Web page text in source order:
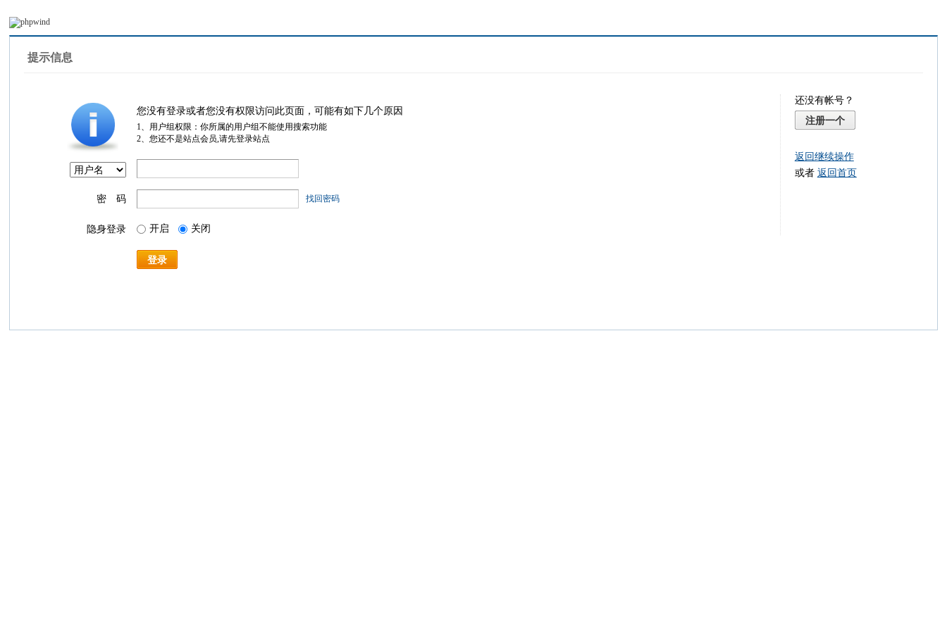
提示信息
您没有登录或者您没有权限访问此页面，可能有如下几个原因
1、用户组权限：你所属的用户组不能使用搜索功能
2、您还不是站点会员,请先登录站点
密 码 找回密码
隐身登录 开启 关闭
登录
还没有帐号？
注册一个
返回继续操作
或者 返回首页